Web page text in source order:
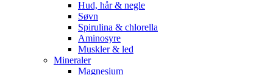
Hud, hår & negle
Søvn
Spirulina & chlorella
Aminosyre
Muskler & led
Mineraler
Magnesium